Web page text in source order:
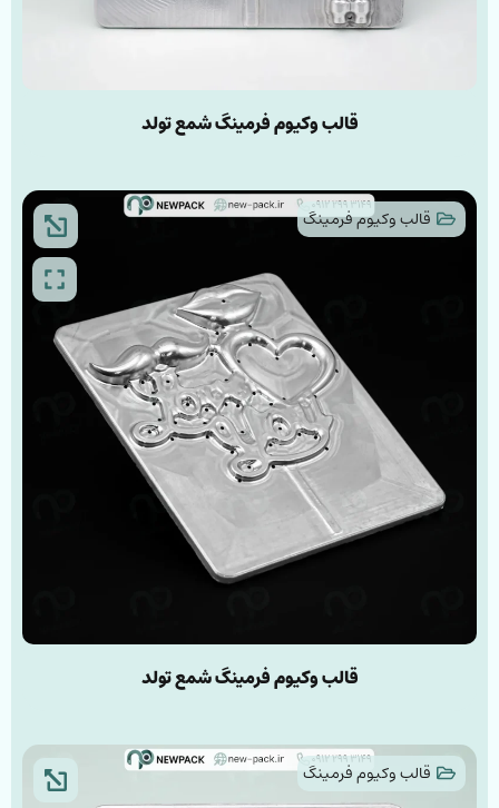
قالب وکیوم فرمینگ شمع تولد
قالب وکیوم فرمینگ
قالب وکیوم فرمینگ شمع تولد
قالب وکیوم فرمینگ